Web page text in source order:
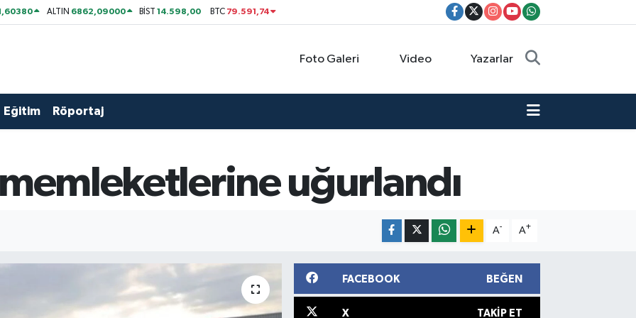
ALTIN 6862,09000 BİST14.598,00 BTC 79.591,74
Foto Galeri Video Yazarlar
Eğitim Röportaj
uğurlandı
A- A+
FACEBOOK BEĞEN
X TAKIP ET